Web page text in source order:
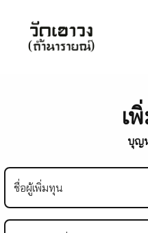
เ
บุญ
ชื่อผู้เพิ่มทุน